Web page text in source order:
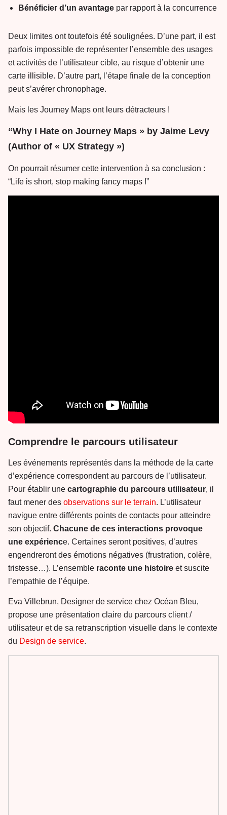
Bénéficier d’un avantage par rapport à la concurrence
Deux limites ont toutefois été soulignées. D’une part, il est
parfois impossible de représenter l’ensemble des usages
et activités de l’utilisateur cible, au risque d’obtenir une
carte illisible. D’autre part, l’étape finale de la conception
peut s’avérer chronophage.
Mais les Journey Maps ont leurs détracteurs !
“Why I Hate on Journey Maps » by Jaime Levy
(Author of « UX Strategy »)
On pourrait résumer cette intervention à sa conclusion :
“Life is short, stop making fancy maps !”
Comprendre le parcours utilisateur
Les événements représentés dans la méthode de la carte
d’expérience correspondent au parcours de l’utilisateur.
Pour établir une cartographie du parcours utilisateur, il
faut mener des observations sur le terrain. L’utilisateur
navigue entre différents points de contacts pour atteindre
son objectif. Chacune de ces interactions provoque
une expérience. Certaines seront positives, d’autres
engendreront des émotions négatives (frustration, colère,
tristesse…). L’ensemble raconte une histoire et suscite
l’empathie de l’équipe.
Eva Villebrun, Designer de service chez Océan Bleu,
propose une présentation claire du parcours client /
utilisateur et de sa retranscription visuelle dans le contexte
du Design de service.